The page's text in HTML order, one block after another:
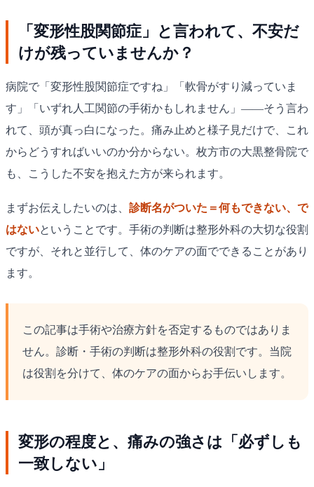
「変形性股関節症」と言われて、不安だ
けが残っていませんか？
病院で「変形性股関節症ですね」「軟骨がすり減っていま
す」「いずれ人工関節の手術かもしれません」——そう言わ
れて、頭が真っ白になった。痛み止めと様子見だけで、これ
からどうすればいいのか分からない。枚方市の大黒整骨院で
も、こうした不安を抱えた方が来られます。
まずお伝えしたいのは、 診断名がついた＝何もできない、で
はないということです。手術の判断は整形外科の大切な役割
ですが、それと並行して、体のケアの面でできることがあり
ます。
この記事は手術や治療方針を否定するものではありま
せん。診断・手術の判断は整形外科の役割です。当院
は役割を分けて、体のケアの面からお手伝いします。
変形の程度と、痛みの強さは「必ずしも
一致しない」